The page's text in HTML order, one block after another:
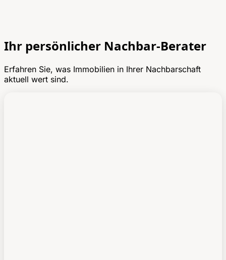
Ihr persönlicher Nachbar-Berater
Erfahren Sie, was Immobilien in Ihrer Nachbarschaft
aktuell wert sind.